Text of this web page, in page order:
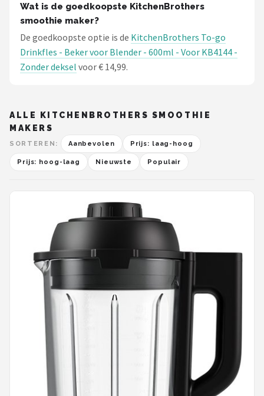
Wat is de goedkoopste KitchenBrothers
smoothie maker?
De goedkoopste optie is de KitchenBrothers To-go
Drinkfles - Beker voor Blender - 600ml - Voor KB4144 -
Zonder deksel voor € 14,99.
ALLE KITCHENBROTHERS SMOOTHIE
MAKERS
SORTEREN: Aanbevolen Prijs: laag-hoog
Prijs: hoog-laag Nieuwste Populair